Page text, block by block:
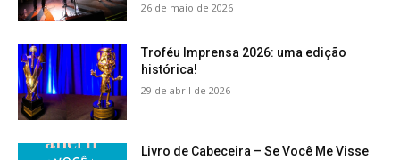
26 de maio de 2026
Troféu Imprensa 2026: uma edição
histórica!
29 de abril de 2026
Livro de Cabeceira – Se Você Me Visse